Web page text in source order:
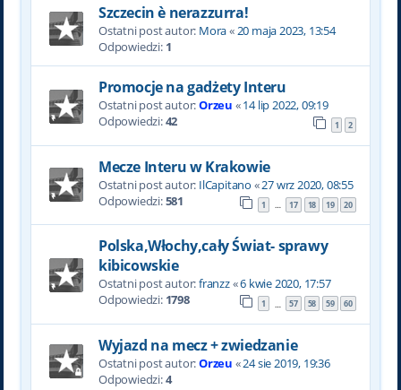
Szczecin è nerazzurra!
Ostatni post autor: Mora«20 maja 2023, 13:54
Odpowiedzi: 1
Promocje na gadżety Interu
Ostatni post autor:Orzeu «14 lip 2022, 09:19
Odpowiedzi:42 1 2
Mecze Interu w Krakowie
Ostatni post autor: IlCapitano «27 wrz 2020, 08:55
Odpowiedzi:581 1 … 17 18 19 20
Polska,Włochy,cały Świat- sprawy
kibicowskie
Ostatni post autor:franzz«6 kwie 2020, 17:57
Odpowiedzi: 1798 1 … 57 58 59 60
Wyjazd na mecz + zwiedzanie
Ostatni post autor:Orzeu «24 sie 2019, 19:36
Odpowiedzi:4